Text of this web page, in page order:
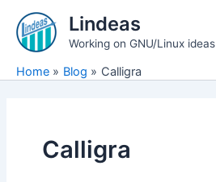
content
Lindeas
Working on GNU/Linux ideas
Home Blog Calligra
Calligra